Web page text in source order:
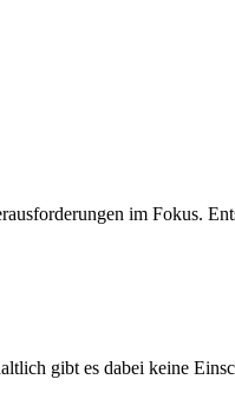
im Fokus.
gibt es dabei keine